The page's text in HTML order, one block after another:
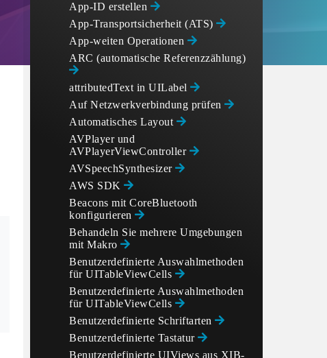
App-ID erstellen
App-Transportsicherheit (ATS)
App-weiten Operationen
ARC (automatische Referenzzählung)
attributedText in UILabel
Auf Netzwerkverbindung prüfen
Automatisches Layout
AVPlayer und
AVPlayerViewController
AVSpeechSynthesizer
AWS SDK
Beacons mit CoreBluetooth
konfigurieren
Behandeln Sie mehrere Umgebungen
mit Makro
Benutzerdefinierte Auswahlmethoden
für UITableViewCells
Benutzerdefinierte Auswahlmethoden
für UITableViewCells
Benutzerdefinierte Schriftarten
Benutzerdefinierte Tastatur
Benutzerdefinierte UIViews aus XIB-